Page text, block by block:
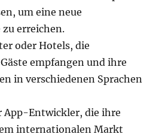
um eine neue
erreichen.
oder Hotels, die
empfangen und ihre
in verschiedenen Sprachen
App-Entwickler, die ihre
internationalen Markt